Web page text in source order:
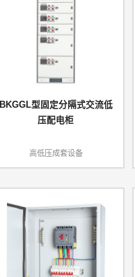
BKGGL型固定分隔式交流低
压配电柜
高低压成套设备